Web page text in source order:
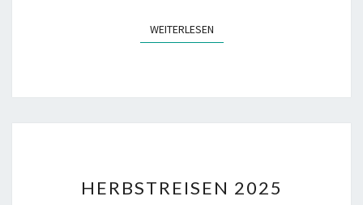
WEITERLESENWEITERLESEN
2025
HERBSTREISEN 2025